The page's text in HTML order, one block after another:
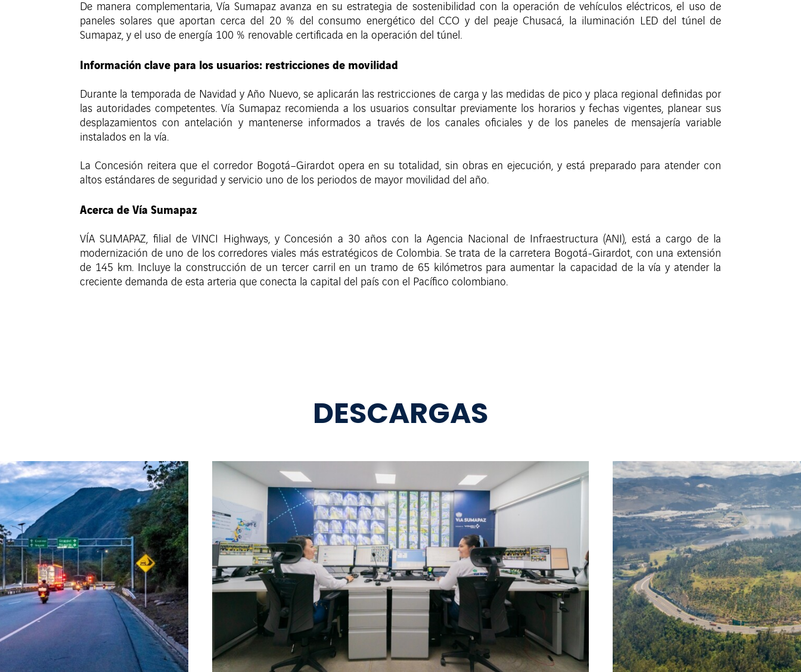
De manera complementaria, Vía Sumapaz avanza en su estrategia de sostenibilidad con la operación de vehículos eléctricos, el uso de
paneles solares que aportan cerca del 20 % del consumo energético del CCO y del peaje Chusacá, la iluminación LED del túnel de
Sumapaz, y el uso de energía 100 % renovable certificada en la operación del túnel.
Información clave para los usuarios: restricciones de movilidad
Durante la temporada de Navidad y Año Nuevo, se aplicarán las restricciones de carga y las medidas de pico y placa regional definidas por
las autoridades competentes. Vía Sumapaz recomienda a los usuarios consultar previamente los horarios y fechas vigentes, planear sus
desplazamientos con antelación y mantenerse informados a través de los canales oficiales y de los paneles de mensajería variable
instalados en la vía.
La Concesión reitera que el corredor Bogotá–Girardot opera en su totalidad, sin obras en ejecución, y está preparado para atender con
altos estándares de seguridad y servicio uno de los periodos de mayor movilidad del año.
Acerca de Vía Sumapaz
VÍA SUMAPAZ, filial de VINCI Highways, y Concesión a 30 años con la Agencia Nacional de Infraestructura (ANI), está a cargo de la
modernización de uno de los corredores viales más estratégicos de Colombia. Se trata de la carretera Bogotá-Girardot, con una extensión
de 145 km. Incluye la construcción de un tercer carril en un tramo de 65 kilómetros para aumentar la capacidad de la vía y atender la
creciente demanda de esta arteria que conecta la capital del país con el Pacífico colombiano.
DESCARGAS